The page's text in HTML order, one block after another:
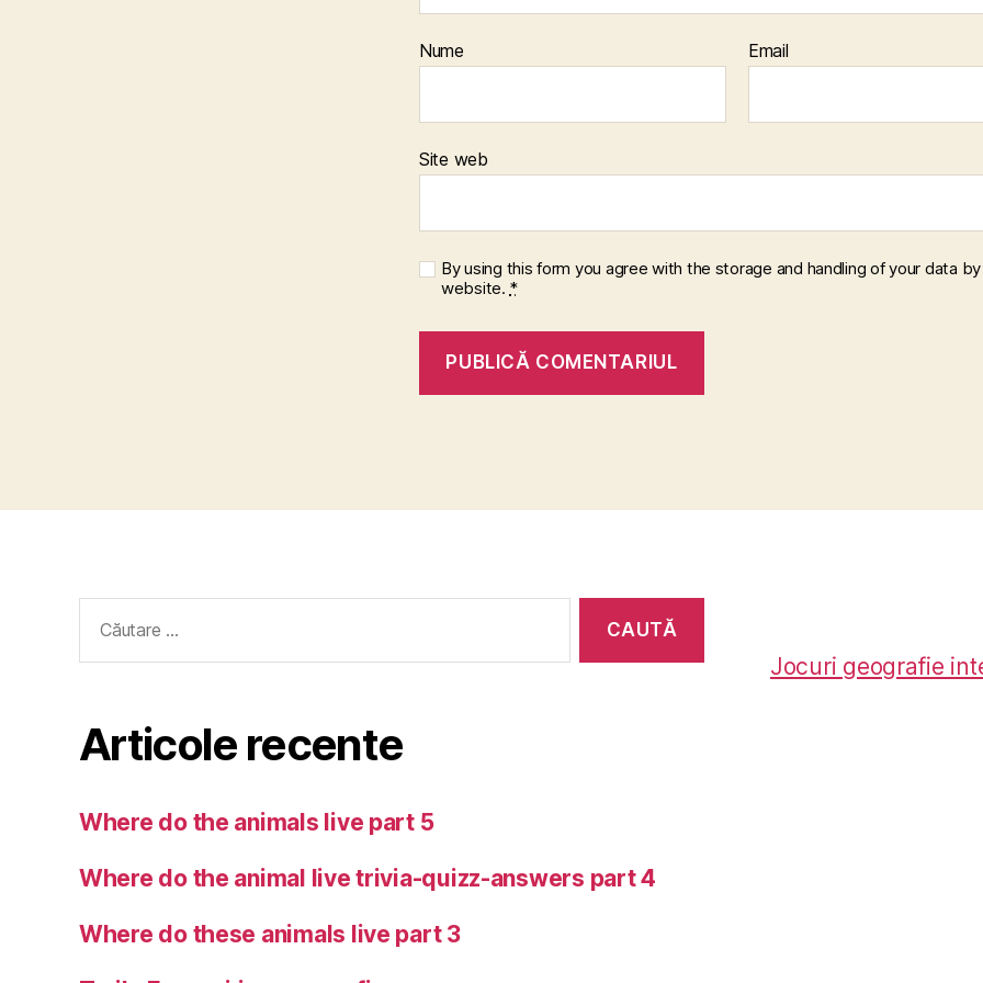
Nume Email
Site web
By using this form you agree with the storage and handling of your data
website. *
după:
Articole recente
Where do the animals live part 5
Where do the animal live trivia-quizz-answers part 4
Where do these animals live part 3
Jocuri geografie